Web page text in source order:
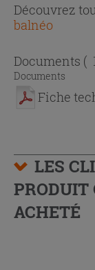
Découvrez
balnéo
Documents (
Documents
Fiche
LES
PRODUIT
ACHETÉ